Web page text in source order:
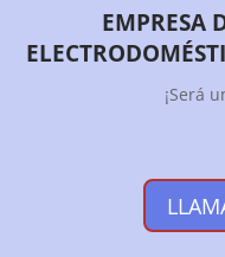
EMPRESA
¡Será